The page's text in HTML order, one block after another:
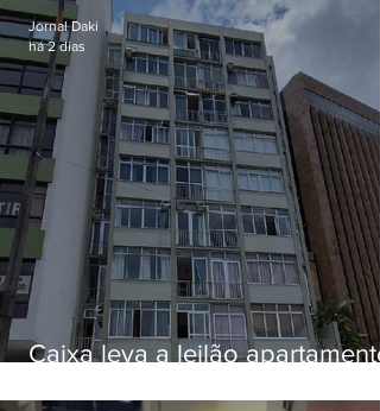
Caixa leva a leilão apartamento
Jornal Daki
há 2 dias